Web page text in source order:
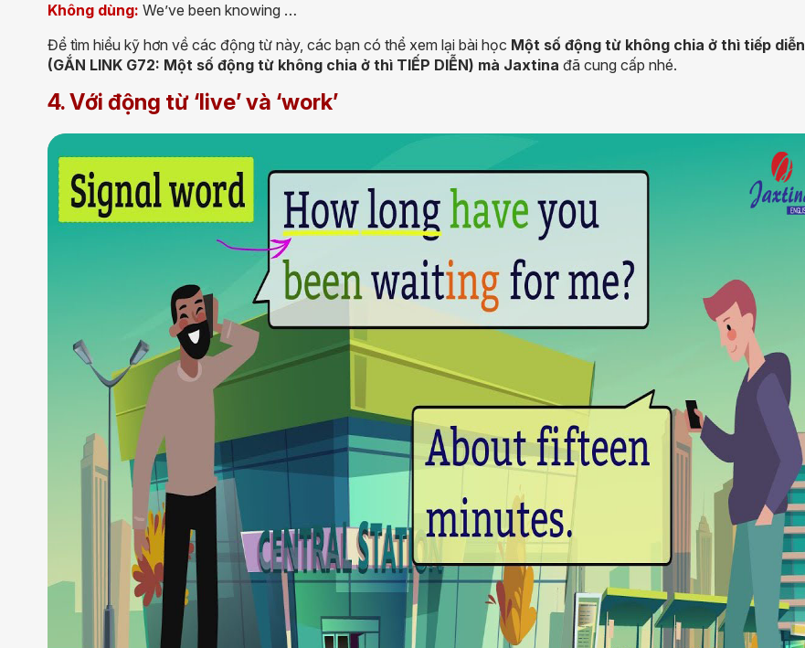
Không dùng: We’ve been knowing …
Để tìm hiểu kỹ hơn về các động từ này, các bạn có thể xem lại bài học Một số động từ không chia ở thì tiếp diễn
(GẮN LINK G72: Một số động từ không chia ở thì TIẾP DIỄN) mà Jaxtina đã cung cấp nhé.
4. Với động từ ‘live’ và ‘work’